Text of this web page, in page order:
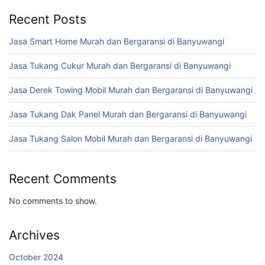
Recent Posts
Jasa Smart Home Murah dan Bergaransi di Banyuwangi
Jasa Tukang Cukur Murah dan Bergaransi di Banyuwangi
Jasa Derek Towing Mobil Murah dan Bergaransi di Banyuwangi
Jasa Tukang Dak Panel Murah dan Bergaransi di Banyuwangi
Jasa Tukang Salon Mobil Murah dan Bergaransi di Banyuwangi
Recent Comments
No comments to show.
Archives
October 2024